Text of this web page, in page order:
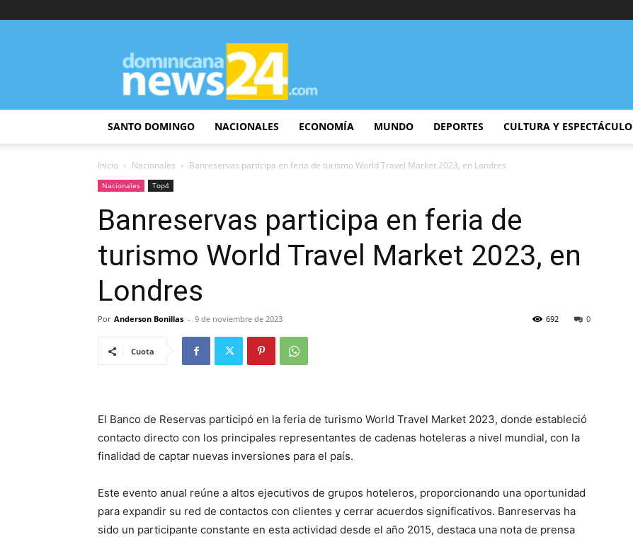
DominicanaNews24
SANTO DOMINGO NACIONALES ECONOMÍA MUNDO DEPORTES CULTURA Y ESPECTÁCULO
Inicio Nacionales Banreservas participa en feria de turismo World Travel Market 2023, en Londres
Nacionales Top4
Banreservas participa en feria de
turismo World Travel Market 2023, en
Londres
Por Anderson Bonillas - 9 de noviembre de 2023 0
692
Cuota
El Banco de Reservas participó en la feria de turismo World Travel Market 2023, donde estableció
contacto directo con los principales representantes de cadenas hoteleras a nivel mundial, con la
finalidad de captar nuevas inversiones para el país.
Este evento anual reúne a altos ejecutivos de grupos hoteleros, proporcionando una oportunidad
para expandir su red de contactos con clientes y cerrar acuerdos significativos. Banreservas ha
sido un participante constante en esta actividad desde el año 2015, destaca una nota de prensa